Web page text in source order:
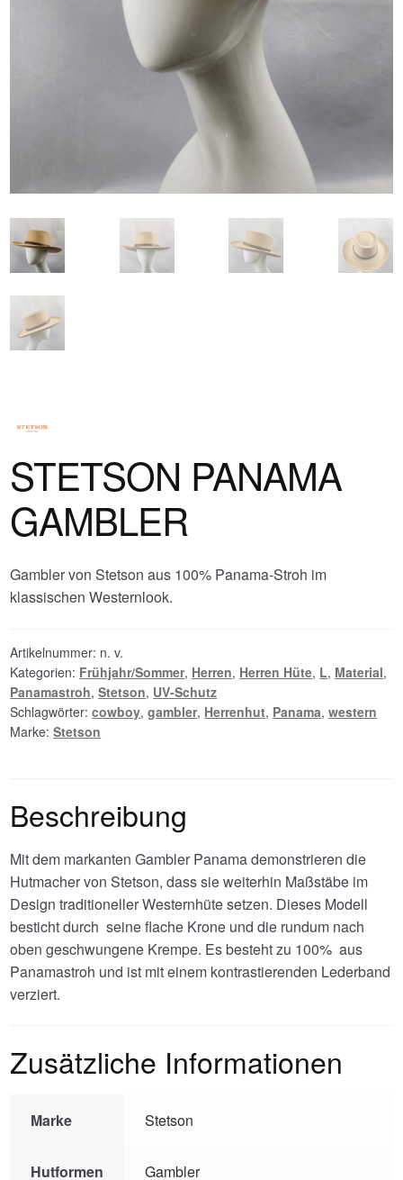
— Hut Dickten Freiburg
— Louis Lenz 1823 Stuttgart
STETSON PANAMA
GAMBLER
Gambler von Stetson aus 100% Panama-Stroh im
klassischen Westernlook.
Artikelnummer: n. v.
Kategorien: Frühjahr/Sommer, Herren, Herren Hüte, L, Material,
Panamastroh,Stetson, UV-Schutz
Schlagwörter:cowboy,gambler, Herrenhut, Panama,western
Marke:Stetson
Beschreibung
Mit dem markanten Gambler Panama demonstrieren die
Hutmacher von Stetson, dass sie weiterhin Maßstäbe im
Design traditioneller Westernhüte setzen. Dieses Modell
besticht durch seine flache Krone und die rundum nach
oben geschwungene Krempe. Es besteht zu 100% aus
Panamastroh und ist mit einem kontrastierenden Lederband
verziert.
Zusätzliche Informationen
Marke Stetson
Hutformen Gambler